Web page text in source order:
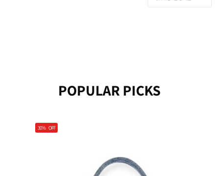
POPULAR PICKS
30% OFF